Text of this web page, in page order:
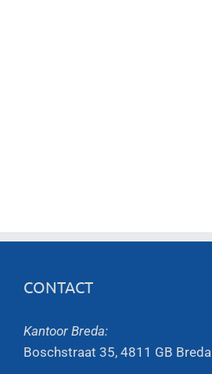
CONTACT
Kantoor Breda:
Boschstraat 35, 4811 GB Breda